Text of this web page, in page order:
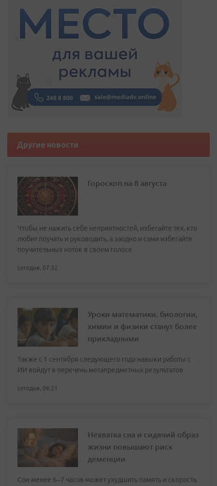
Другие новости
Гороскоп на 8 августа
Чтобы не нажить себе неприятностей, избегайте тех, кто
любит поучать и руководить, а заодно и сами избегайте
поучительных ноток в своем голосе
сегодня, 07:32
Уроки математики, биологии,
химии и физики станут более
прикладными
Также с 1 сентября следующего года навыки работы с
ИИ войдут в перечень метапредметных результатов
сегодня, 06:21
Нехватка сна и сидячий образ
жизни повышают риск
деменции
Сон менее 6–7 часов может ухудшить память и скорость